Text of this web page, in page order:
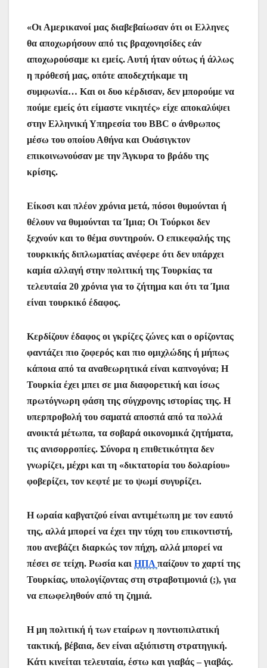
«Οι Αμερικανοί μας διαβεβαίωσαν ότι οι Ελληνες
θα αποχωρήσουν από τις βραχονησίδες εάν
αποχωρούσαμε κι εμείς. Αυτή ήταν ούτως ή άλλως
η πρόθεσή μας, οπότε αποδεχτήκαμε τη
συμφωνία… Και οι δυο κέρδισαν, δεν μπορούμε να
πούμε εμείς ότι είμαστε νικητές» είχε αποκαλύψει
στην Ελληνική Υπηρεσία του BBC ο άνθρωπος
μέσω του οποίου Αθήνα και Ουάσιγκτον
επικοινωνούσαν με την Άγκυρα το βράδυ της
κρίσης.
Είκοσι και πλέον χρόνια μετά, πόσοι θυμούνται ή
θέλουν να θυμούνται τα Ίμια; Οι Τούρκοι δεν
ξεχνούν και το θέμα συντηρούν. Ο επικεφαλής της
τουρκικής διπλωματίας ανέφερε ότι δεν υπάρχει
καμία αλλαγή στην πολιτική της Τουρκίας τα
τελευταία 20 χρόνια για το ζήτημα και ότι τα Ίμια
είναι τουρκικό έδαφος.
Κερδίζουν έδαφος οι γκρίζες ζώνες και ο ορίζοντας
φαντάζει πιο ζοφερός και πιο ομιχλώδης ή μήπως
κάποια από τα αναθεωρητικά είναι καπνογόνα; Η
Τουρκία έχει μπει σε μια διαφορετική και ίσως
πρωτόγνωρη φάση της σύγχρονης ιστορίας της. Η
υπερπροβολή του σαματά αποσπά από τα πολλά
ανοικτά μέτωπα, τα σοβαρά οικονομικά ζητήματα,
τις ανισορροπίες. Σύνορα η επιθετικότητα δεν
γνωρίζει, μέχρι και τη «δικτατορία του δολαρίου»
φοβερίζει, τον κεφτέ με το ψωμί συγυρίζει.
Η ωραία καβγατζού είναι αντιμέτωπη με τον εαυτό
της, αλλά μπορεί να έχει την τύχη του επικοντιστή,
που ανεβάζει διαρκώς τον πήχη, αλλά μπορεί να
πέσει σε τείχη. Ρωσία και ΗΠΑ παίζουν το χαρτί της
Τουρκίας, υπολογίζοντας στη στραβοτιμονιά (;), για
να επωφεληθούν από τη ζημιά.
Η μη πολιτική ή των εταίρων η ποντιοπιλατική
τακτική, βέβαια, δεν είναι αξιόπιστη στρατηγική.
Κάτι κινείται τελευταία, έστω και γιαβάς – γιαβάς.